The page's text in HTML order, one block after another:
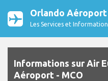
Orlando Aéroport
Les Services et
Informations sur Air
Aéroport - MCO